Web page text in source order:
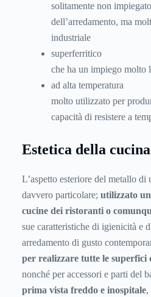
solitamente non
dell’arredamento, ma
industriale
superferritico
che ha un impiego molto
ad alta temperatura
molto utilizzato per
capacità di resistere a
Estetica della
L’aspetto esteriore del metallo di
davvero particolare; utilizzato
cucine dei ristoranti o
sue caratteristiche di igienicità e
arredamento di gusto
per realizzare tutte le superfici
nonché per accessori e parti del
prima vista freddo e inospitale,